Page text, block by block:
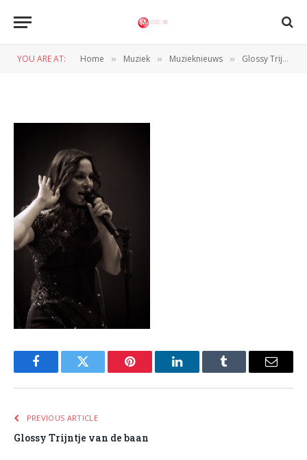
YOU ARE AT: Home » Muziek » Muzieknieuws » Glossy Trijntje van de baan
FacebookTwitter Pinterest LinkedInTumblr Email
PREVIOUS ARTICLE
Glossy Trijntje van de baan